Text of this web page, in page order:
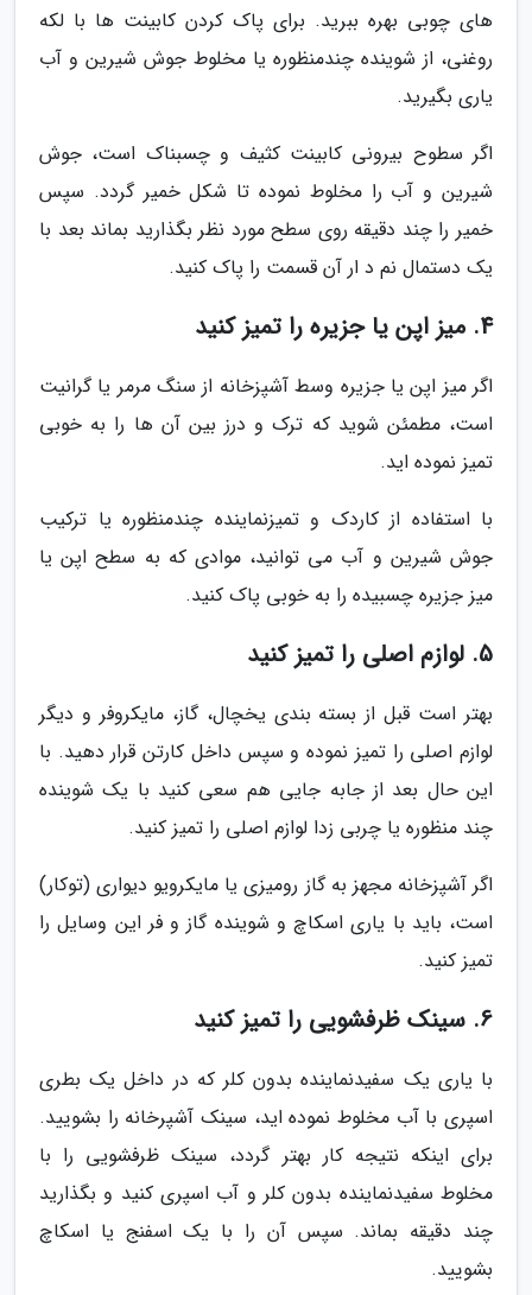
های چوبی بهره ببرید. برای پاک کردن کابینت ها با لکه
روغنی، از شوینده چندمنظوره یا مخلوط جوش شیرین و آب
یاری بگیرید.
اگر سطوح بیرونی کابینت کثیف و چسبناک است، جوش
شیرین و آب را مخلوط نموده تا شکل خمیر گردد. سپس
خمیر را چند دقیقه روی سطح مورد نظر بگذارید بماند بعد با
یک دستمال نم د ار آن قسمت را پاک کنید.
4. میز اپن یا جزیره را تمیز کنید
اگر میز اپن یا جزیره وسط آشپزخانه از سنگ مرمر یا گرانیت
است، مطمئن شوید که ترک و درز بین آن ها را به خوبی
تمیز نموده اید.
با استفاده از کاردک و تمیزنماینده چندمنظوره یا ترکیب
جوش شیرین و آب می توانید، موادی که به سطح اپن یا
میز جزیره چسبیده را به خوبی پاک کنید.
5. لوازم اصلی را تمیز کنید
بهتر است قبل از بسته بندی یخچال، گاز، مایکروفر و دیگر
لوازم اصلی را تمیز نموده و سپس داخل کارتن قرار دهید. با
این حال بعد از جابه جایی هم سعی کنید با یک شوینده
چند منظوره یا چربی زدا لوازم اصلی را تمیز کنید.
اگر آشپزخانه مجهز به گاز رومیزی یا مایکرویو دیواری (توکار)
است، باید با یاری اسکاچ و شوینده گاز و فر این وسایل را
تمیز کنید.
6. سینک ظرفشویی را تمیز کنید
با یاری یک سفیدنماینده بدون کلر که در داخل یک بطری
اسپری با آب مخلوط نموده اید، سینک آشپرخانه را بشویید.
برای اینکه نتیجه کار بهتر گردد، سینک ظرفشویی را با
مخلوط سفیدنماینده بدون کلر و آب اسپری کنید و بگذارید
چند دقیقه بماند. سپس آن را با یک اسفنج یا اسکاچ
بشویید.